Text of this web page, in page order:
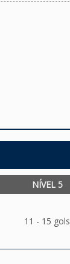
NÍVEL 5
11 - 15 gols